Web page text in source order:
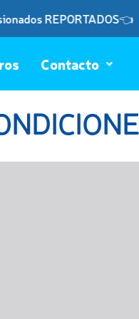
REPORTADOS👈
Contacto